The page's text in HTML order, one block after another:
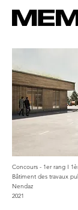
Concours - 1er rang I
Bâtiment des travaux
Nendaz
2021